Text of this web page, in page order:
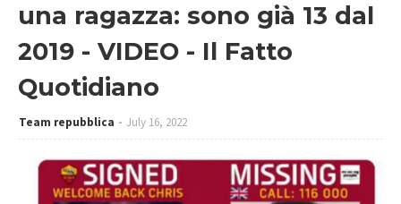
una ragazza: sono già 13 dal
2019 - VIDEO - Il Fatto
Quotidiano
Team repubblica July 16, 2022